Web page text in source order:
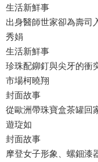
生活新鮮事
出身醫師世家卻為壽司
秀娟
生活新鮮事
珍珠配鉚釘與尖牙的
市場柯曉翔
封面故事
從歐洲帶珠寶盒茶罐
遊琁如
封面故事
摩登女子形象、螺鈿